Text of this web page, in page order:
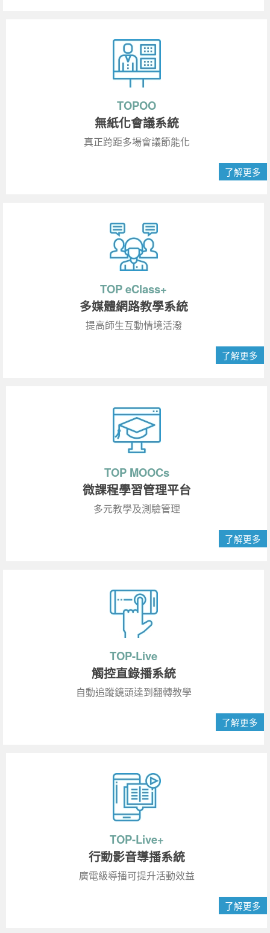
無紙化會議系統
TOPOO
真正跨距多場會議節能化
了解更多
多媒體網路教學系統
TOP eClass+
提高師生互動情境活潑
了解更多
微課程學習管理平台
TOP MOOCs
多元教學及測驗管理
了解更多
觸控直錄播系統
TOP-Live
自動追蹤鏡頭達到翻轉教學
了解更多
行動影音導播系統
TOP-Live+
廣電級導播可提升活動效益
了解更多